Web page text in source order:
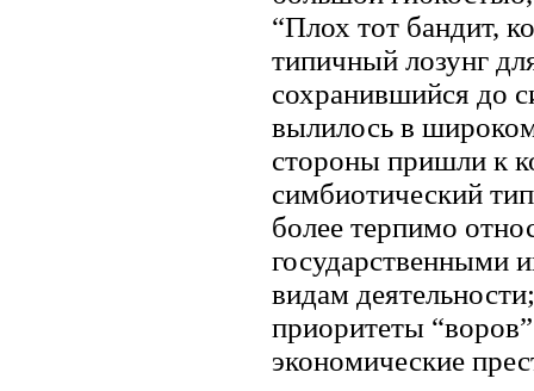
“Плох тот бандит,
типичный лозунг
сохранившийся до
вылилось в
стороны пришли к
симбиотический
более терпимо
государственными
видам
приоритеты
экономические